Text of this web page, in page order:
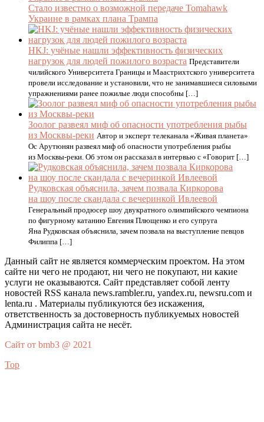
Стало известно о возможной передаче Tomahawk
Украине в рамках плана Трампа
HKJ: учёные нашли эффективность физических
нагрузок для людей пожилого возраста Представители
чилийского Университета Границы и Маастрихтского университета
провели исследование и установили, что не занимавшиеся силовыми
упражнениями ранее пожилые люди способны […]
Зоолог развеял миф об опасности употребления рыбы
из Москвы-реки Автор и эксперт телеканала «Живая планета»
Ос Арутюнян развеял миф об опасности употребления рыбы
из Москвы-реки. Об этом он рассказал в интервью с «Говорит […]
Рудковская объяснила, зачем позвала Киркорова
на шоу после скандала с вечеринкой Ивлеевой
Генеральный продюсер шоу двукратного олимпийского чемпиона
по фигурному катанию Евгения Плющенко и его супруга
Яна Рудковская объяснила, зачем позвала на выступление певцов
Филиппа […]
Данный сайт не является коммерческим проектом. На этом
сайте ни чего не продают, ни чего не покупают, ни какие
услуги не оказываются. Сайт представляет собой ленту
новостей RSS канала news.rambler.ru, yandex.ru, newsru.com и
lenta.ru . Материалы публикуются без искажения,
ответственность за достоверность публикуемых новостей
Администрация сайта не несёт.
Сайт от bmb3 @ 2021
Top